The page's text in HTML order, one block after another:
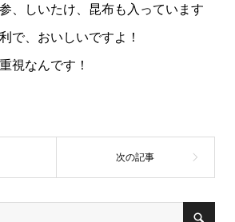
、しいたけ、昆布も入っています
で、おいしいですよ！
視なんです！